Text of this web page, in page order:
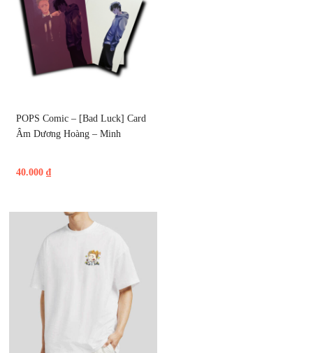
POPS Comic – [Bad Luck] Card
Âm Dương Hoàng – Minh
40.000 ₫